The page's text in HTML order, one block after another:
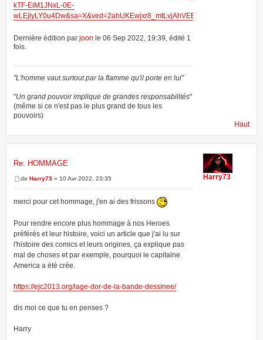
kTF-EiM1JNxL-0E-
Dernière édition par joon le 06 Sep 2022, 19:39, édité 1
fois.
"L'homme vaut surtout par la flamme qu'il porte en lui"
"Un grand pouvoir implique de grandes responsabilités"
(même si ce n'est pas le plus grand de tous les
pouvoirs)
Haut
Re: HOMMAGE
de Harry73 » 10 Avr 2022, 23:35
merci pour cet hommage, j'en ai des frissons
Pour rendre encore plus hommage à nos Heroes
préférés et leur histoire, voici un article que j'ai lu sur
l'histoire des comics et leurs origines, ça explique pas
mal de choses et par exemple, pourquoi le capitaine
America a été crée.
https://ejc2013.org/lage-dor-de-la-bande-dessinee/
dis moi ce que tu en penses ?
Harry
Harry73